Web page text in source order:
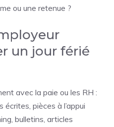
ou une retenue ?
un jour férié
avec la paie ou les RH :
pièces à l’appui
bulletins, articles